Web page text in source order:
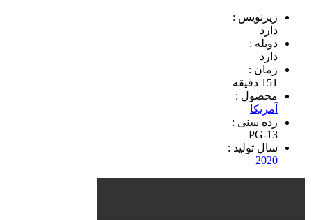
زیرنویس :
دارد
دوبله :
دارد
زمان :
151 دقیقه
محصول :
آمریکا
رده سنی :
PG-13
سال تولید :
2020